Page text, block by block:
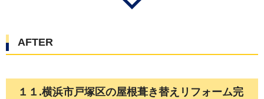
AFTER
１１.横浜市戸塚区の屋根葺き替えリフォーム完